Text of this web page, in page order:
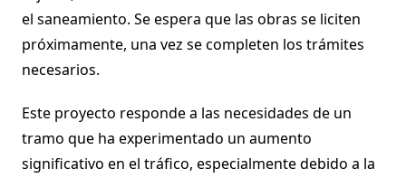
el saneamiento. Se espera que las obras se liciten
próximamente, una vez se completen los trámites
necesarios.
Este proyecto responde a las necesidades de un
tramo que ha experimentado un aumento
significativo en el tráfico, especialmente debido a la